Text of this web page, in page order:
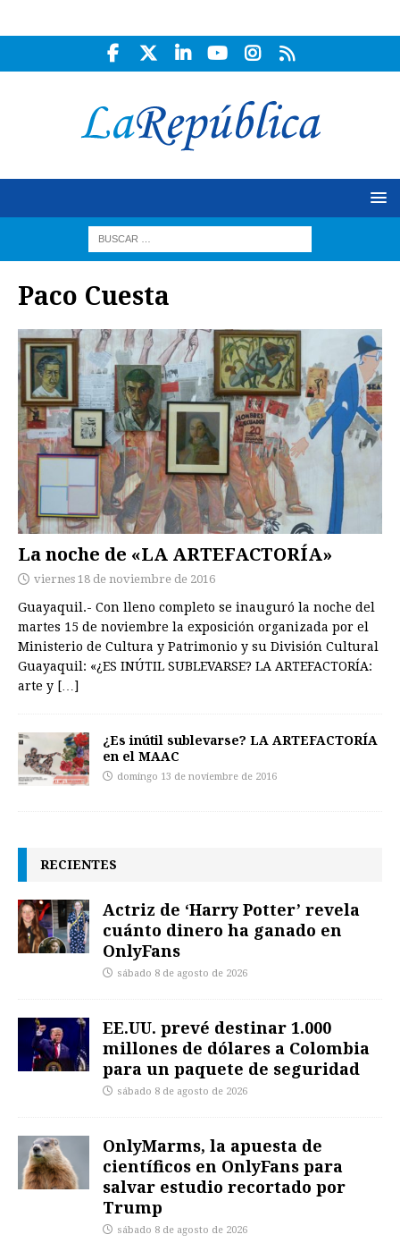
Paco Cuesta
La noche de «LA ARTEFACTORÍA»
viernes 18 de noviembre de 2016
Guayaquil.- Con lleno completo se inauguró la noche del
martes 15 de noviembre la exposición organizada por el
Ministerio de Cultura y Patrimonio y su División Cultural
Guayaquil: «¿ES INÚTIL SUBLEVARSE? LA ARTEFACTORÍA:
arte y […]
¿Es inútil sublevarse? LA ARTEFACTORÍA
en el MAAC
domingo 13 de noviembre de 2016
RECIENTES
Actriz de ‘Harry Potter’ revela
cuánto dinero ha ganado en
OnlyFans
sábado 8 de agosto de 2026
EE.UU. prevé destinar 1.000
millones de dólares a Colombia
para un paquete de seguridad
sábado 8 de agosto de 2026
OnlyMarms, la apuesta de
científicos en OnlyFans para
salvar estudio recortado por
Trump
sábado 8 de agosto de 2026